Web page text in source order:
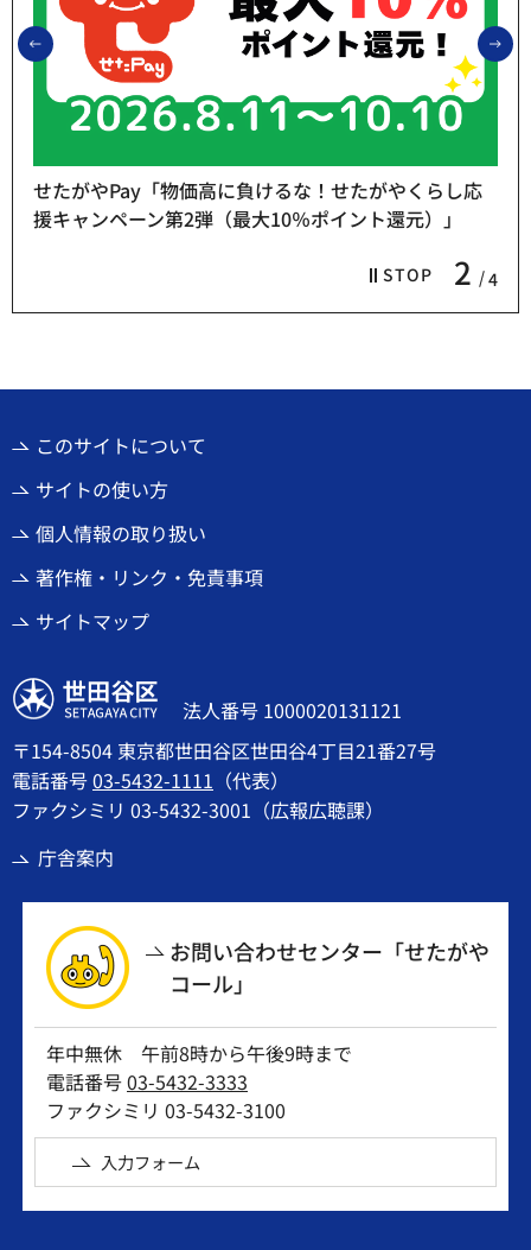
前のスライドを表示
STOP 2 4
せたがやPay「物価高に負けるな！せたがやくらし応
援キャンペーン第2弾（最大10％ポイント還元）」
このサイトについて
サイトの使い方
個人情報の取り扱い
著作権・リンク・免責事項
サイトマップ
世田谷区
法人番号 1000020131121
〒154-8504 東京都世田谷区世田谷4丁目21番27号
電話番号03-5432-1111 （代表）
ファクシミリ 03-5432-3001（広報広聴課）
庁舎案内
お問い合わせセンター「せたがや
コール」
年中無休 午前8時から午後9時まで
電話番号03-5432-3333
ファクシミリ 03-5432-3100
入力フォーム